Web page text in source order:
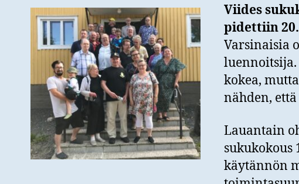
Viides
pidettiin
Varsinaisia
kokea,
nähden,
Lauantain
sukukokous
käytännön